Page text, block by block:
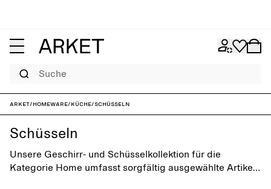
Suche
ARKET/Homeware/Küche/Schüsseln
Schüsseln
Unsere Geschirr- und Schüsselkollektion für die
Kategorie Home umfasst sorgfältig ausgewählte Artikel.